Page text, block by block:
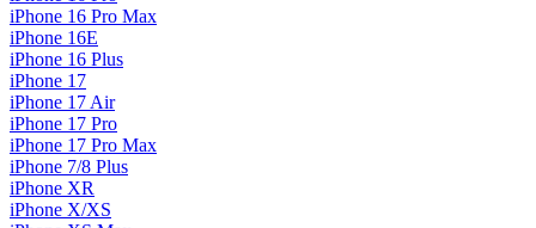
iPhone 16 Pro Max
iPhone 16E
iPhone 16 Plus
iPhone 17
iPhone 17 Air
iPhone 17 Pro
iPhone 17 Pro Max
iPhone 7/8 Plus
iPhone XR
iPhone X/XS